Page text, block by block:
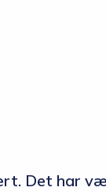
Det har